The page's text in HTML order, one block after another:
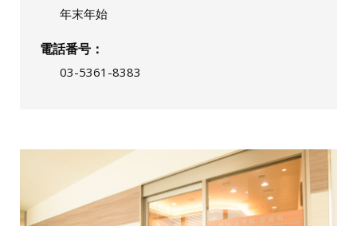
年末年始
電話番号
03-5361-8383